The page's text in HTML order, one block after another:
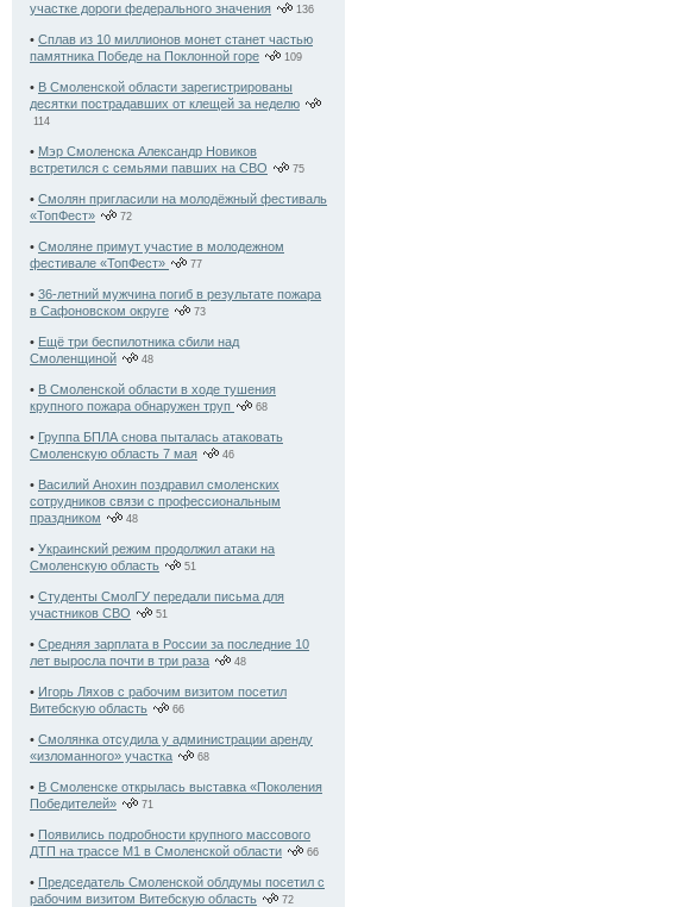
участке дороги федерального значения
136
• Сплав из 10 миллионов монет станет частью
памятника Победе на Поклонной горе
109
• В Смоленской области зарегистрированы
десятки пострадавших от клещей за неделю
114
• Мэр Смоленска Александр Новиков
встретился с семьями павших на СВО
75
• Смолян пригласили на молодёжный фестиваль
«ТопФест»
72
• Смоляне примут участие в молодежном
фестивале «ТопФест»
77
• 36-летний мужчина погиб в результате пожара
в Сафоновском округе
73
• Ещё три беспилотника сбили над
Смоленщиной
48
• В Смоленской области в ходе тушения
крупного пожара обнаружен труп
68
• Группа БПЛА снова пыталась атаковать
Смоленскую область 7 мая
46
• Василий Анохин поздравил смоленских
сотрудников связи с профессиональным
праздником
48
• Украинский режим продолжил атаки на
Смоленскую область
51
• Студенты СмолГУ передали письма для
участников СВО
51
• Средняя зарплата в России за последние 10
лет выросла почти в три раза
48
• Игорь Ляхов с рабочим визитом посетил
Витебскую область
66
• Смолянка отсудила у администрации аренду
«изломанного» участка
68
• В Смоленске открылась выставка «Поколения
Победителей»
71
• Появились подробности крупного массового
ДТП на трассе М1 в Смоленской области
66
• Председатель Смоленской облдумы посетил с
рабочим визитом Витебскую область
72